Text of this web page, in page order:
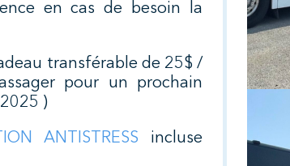
en cas de besoin la
transférable de 25$ /
pour un prochain
)
ANTISTRESS incluse